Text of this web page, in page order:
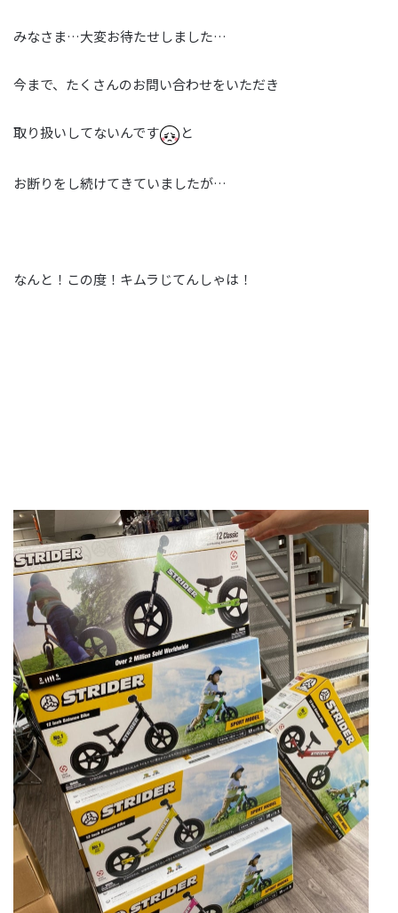
みなさま…大変お待たせしました…
今まで、たくさんのお問い合わせをいただき
取り扱いしてないんです と
お断りをし続けてきていましたが…
なんと！この度！キムラじてんしゃは！